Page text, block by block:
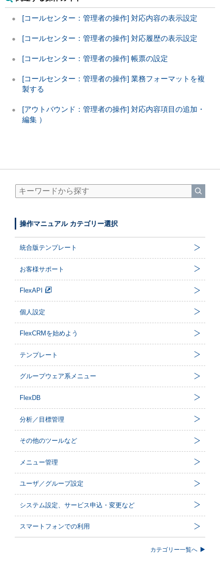
[コールセンター：管理者の操作] 対応内容の表示設定
[コールセンター：管理者の操作] 対応履歴の表示設定
[コールセンター：管理者の操作] 帳票の設定
[コールセンター：管理者の操作] 業務フォーマットを複
製する
[アウトバウンド：管理者の操作] 対応内容項目の追加・
編集 ）
操作マニュアル カテゴリー選択
統合版テンプレート
お客様サポート
FlexAPI
個人設定
FlexCRMを始めよう
テンプレート
グループウェア系メニュー
FlexDB
分析／目標管理
その他のツールなど
メニュー管理
ユーザ／グループ設定
システム設定、サービス申込・変更など
スマートフォンでの利用
カテゴリー一覧へ